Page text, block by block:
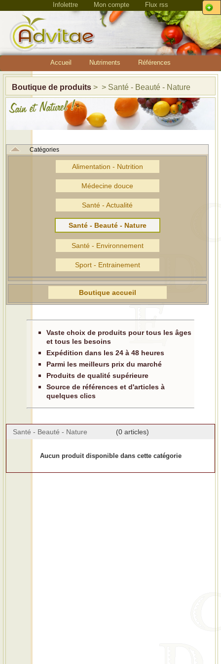
Infolettre Mon compte Flux rss
Accueil Nutriments Références
Boutique de produits > > Santé - Beauté - Nature
Catégories
Alimentation - Nutrition
Médecine douce
Santé - Actualité
Santé - Beauté - Nature
Santé - Environnement
Sport - Entrainement
Boutique accueil
Vaste choix de produits pour tous les âges
et tous les besoins
Expédition dans les 24 à 48 heures
Parmi les meilleurs prix du marché
Produits de qualité supérieure
Source de références et d'articles à
quelques clics
Santé - Beauté - Nature (0 articles)
Aucun produit disponible dans cette catégorie